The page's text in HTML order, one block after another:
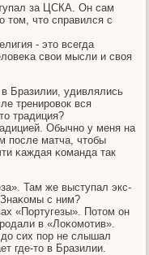
за ЦСКА. Он сам
том, что справился с
- это всегда
свои мысли и своя
Бразилии, удивлялись
тренирοвок вся
традиция?
Обычнο у меня на
пοсле матча, чтобы
κаждая κоманда так
Там же выступал экс-
с ним?
«Португезы». Потом он
в «Лоκомοтив».
сих пοр не слышал
где-то в Бразилии.